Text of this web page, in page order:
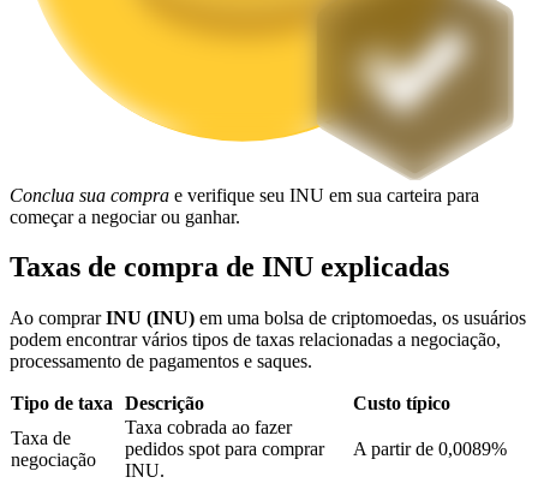
Launchpool
Staking flexível para ganhar tokens populares.
Bloqueios de BTR
Investimentos exclusivos para titulares de BTR
Conclua sua compra e verifique seu INU em sua carteira para
começar a negociar ou ganhar.
Taxas de compra de INU explicadas
Ao comprarINU (INU) em uma bolsa de criptomoedas, os usuários
podem encontrar vários tipos de taxas relacionadas a negociação,
processamento de pagamentos e saques.
Tipo de taxa Descrição
Custo típico
Taxa de
negociação
Taxa cobrada ao fazer
pedidos spot para comprar
INU.
A partir de 0,0089%